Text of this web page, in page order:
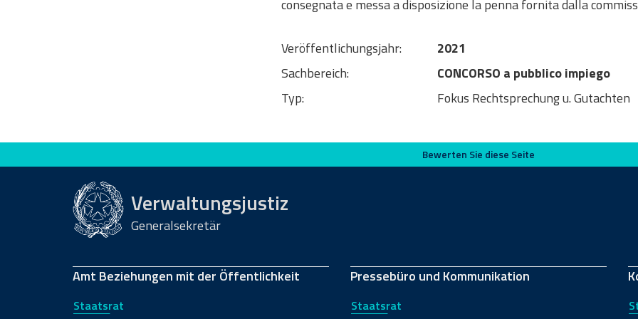
consegnata e messa a disposizione la penna fornita dalla
Veröffentlichungsjahr:
2021
Sachbereich:
CONCORSO a pubblico impiego
Typ:
Fokus Rechtsprechung u. Gutachten
Bewerten Sie diese Seite Bewerten Sie diese Seite
Verwaltungsjustiz
Generalsekretär
Amt Beziehungen mit der Öffentlichkeit
Staatsrat
Pressebüro und Kommunikation
Staatsrat